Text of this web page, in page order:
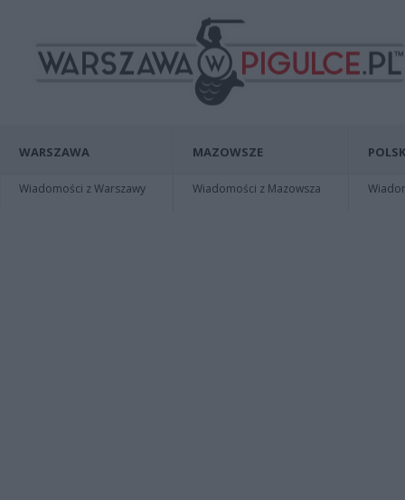
WARSZAWA
Wiadomości z Warszawy
MAZOWSZE
Wiadomości z Mazowsza